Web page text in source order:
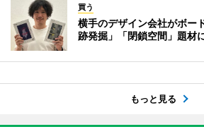
買う
横手のデザイン会社がボ
跡発掘」「閉鎖空間」題材
もっと見る